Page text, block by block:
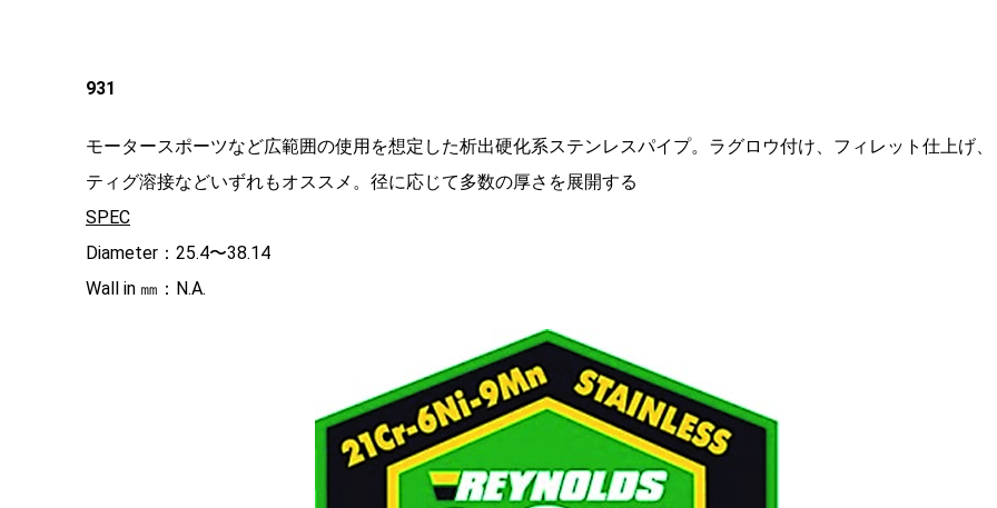
931
モータースポーツなど広範囲の使用を想定した析出硬化系ステンレスパイプ。ラグロウ付け、フィレット仕上げ、
ティグ溶接などいずれもオススメ。径に応じて多数の厚さを展開する
SPEC
Diameter：25.4〜38.14
Wall in ㎜：N.A.